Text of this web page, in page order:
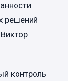
решений
контроль